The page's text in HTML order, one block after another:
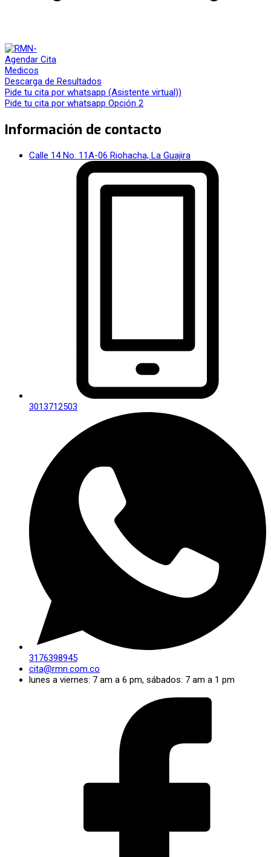
Agendar Cita
Medicos
Descarga de Resultados
Pide tu cita por whatsapp (Asistente virtual))
Pide tu cita por whatsapp Opción 2
Información de contacto
Calle 14 No. 11A-06 Riohacha, La Guajira
3013712503
3176398945
cita@rmn.com.co
lunes a viernes: 7 am a 6 pm, sábados: 7 am a 1 pm